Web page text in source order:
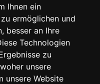
Ihnen ein
ermöglichen und
besser an Ihre
Technologien
zu
unsere
unsere Website